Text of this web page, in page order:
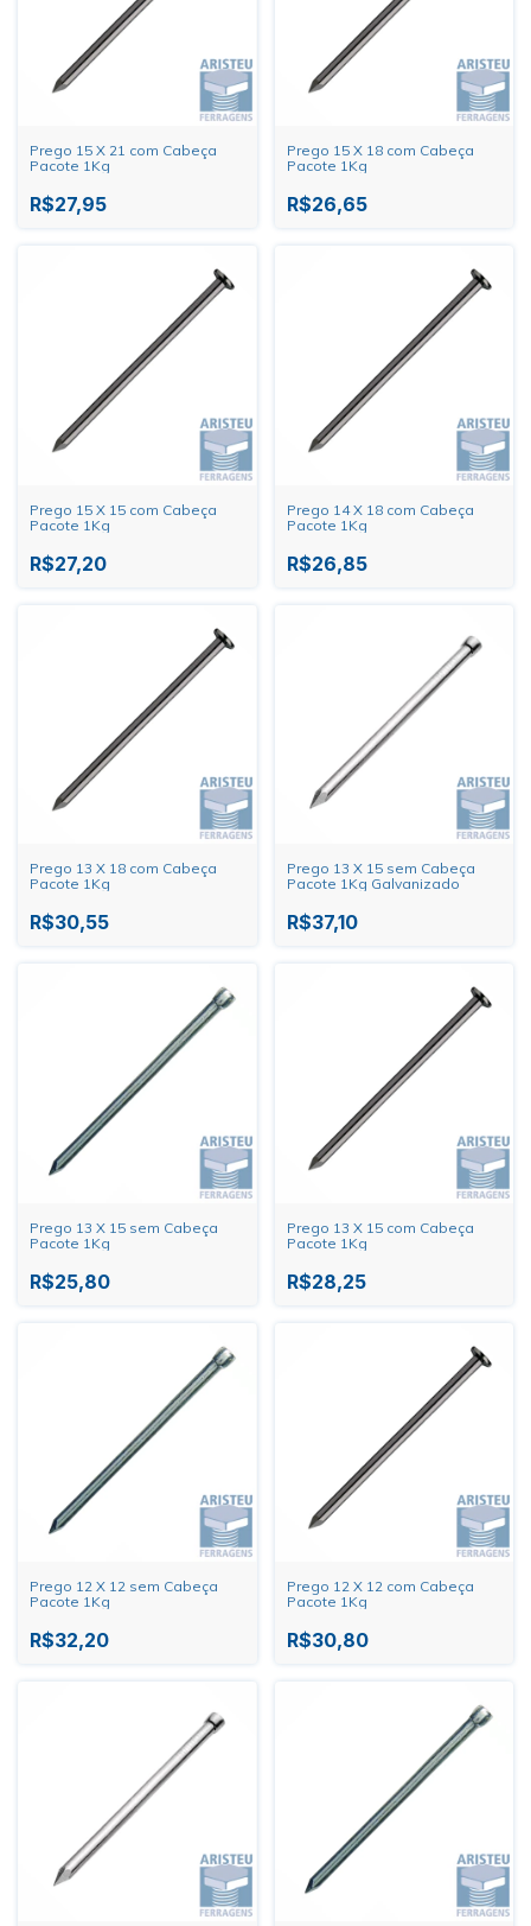
Prego 15 X 21 com Cabeça
Pacote 1Kg
R$27,95
Prego 15 X 18 com Cabeça
Pacote 1Kg
R$26,65
Prego 15 X 15 com Cabeça
Pacote 1Kg
R$27,20
Prego 14 X 18 com Cabeça
Pacote 1Kg
R$26,85
Prego 13 X 18 com Cabeça
Pacote 1Kg
R$30,55
Prego 13 X 15 sem Cabeça
Pacote 1Kg Galvanizado
R$37,10
Prego 13 X 15 sem Cabeça
Pacote 1Kg
R$25,80
Prego 13 X 15 com Cabeça
Pacote 1Kg
R$28,25
Prego 12 X 12 sem Cabeça
Pacote 1Kg
R$32,20
Prego 12 X 12 com Cabeça
Pacote 1Kg
R$30,80